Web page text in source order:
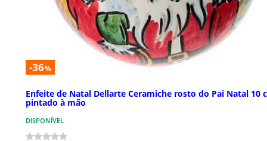
-36%
Enfeite de Natal Dellarte Ceramiche rosto do Pai Natal 10
pintado à mão
DISPONÍVEL